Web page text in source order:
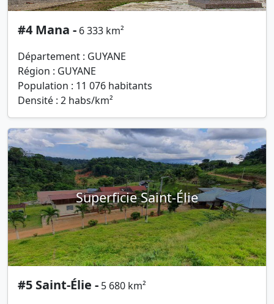
#4 Mana - 6 333 km²
Département : GUYANE
Région : GUYANE
Population : 11 076 habitants
Densité : 2 habs/km²
Superficie Saint-Élie
#5 Saint-Élie - 5 680 km²